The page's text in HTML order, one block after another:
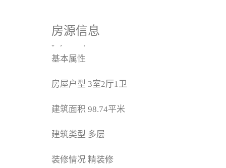
房源信息
Information
基本属性
房屋户型 3室2厅1卫
建筑面积 98.74平米
建筑类型 多层
装修情况 精装修